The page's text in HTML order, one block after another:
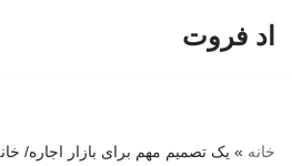
اد فروت
خانه » یک تصمیم مهم برای بازار اجاره/